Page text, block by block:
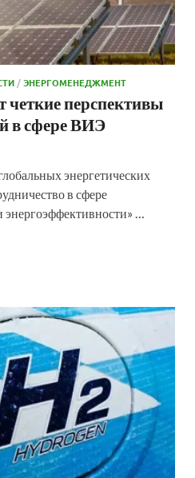
/ЭНЕРГОМЕНЕДЖМЕНТ
четкие перспективы
в сфере ВИЭ
энергетических
в сфере
…